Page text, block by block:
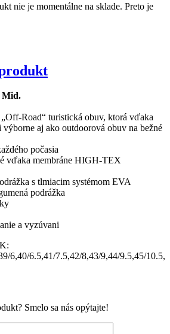
nie je momentálne na sklade. Preto je
Mid.
Road“ turistická obuv, ktorá vďaka
aj ako outdoorová obuv na bežné
počasia
vďaka membráne HIGH-TEX
s tlmiacim systémom EVA
podrážka
a vyzúvani
6,40/6.5,41/7.5,42/8,43/9,44/9.5,45/10.5,
Smelo sa nás opýtajte!